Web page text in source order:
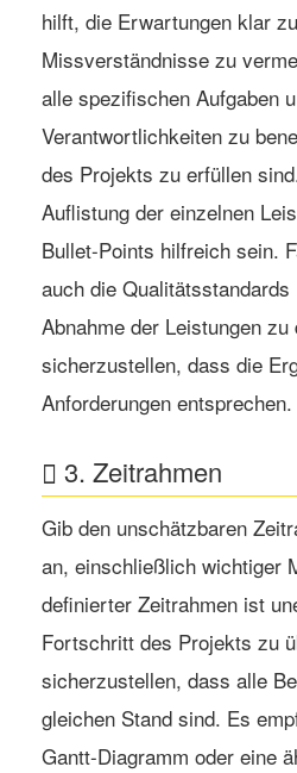
hilft, die Erwartungen klar
Missverständnisse zu
alle spezifischen Aufgaben
Verantwortlichkeiten zu
des Projekts zu erfüllen
Auflistung der einzelnen
Bullet-Points hilfreich sein.
auch die
Abnahme der Leistungen zu
sicherzustellen, dass die
Anforderungen entsprechen.
3. Zeitrahmen
Gib den unschätzbaren
an, einschließlich wichtiger
definierter Zeitrahmen ist
Fortschritt des Projekts zu
sicherzustellen, dass alle
gleichen Stand sind. Es
Gantt-Diagramm oder eine